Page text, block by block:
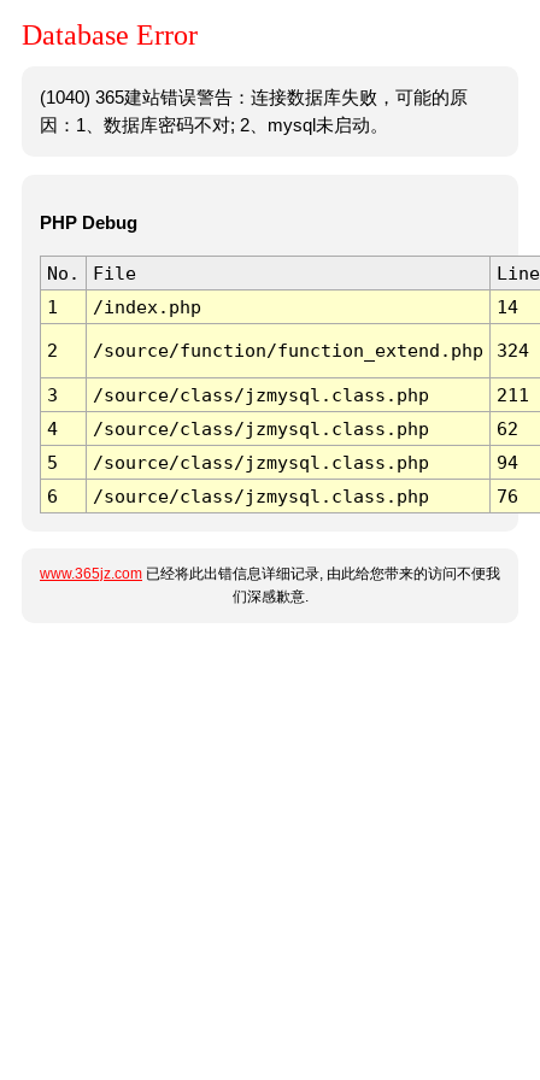
Database Error
(1040) 365建站错误警告：连接数据库失败，可能的原
因：1、数据库密码不对; 2、mysql未启动。
PHP Debug
No. File
Line
1
/index.php 14
2 /source/function/function_extend.php 324
3 /source/class/jzmysql.class.php
211
4
/source/class/jzmysql.class.php
62
5
/source/class/jzmysql.class.php
94
6
/source/class/jzmysql.class.php 76
www.365jz.com 已经将此出错信息详细记录, 由此给您带来的访问不便我
们深感歉意.